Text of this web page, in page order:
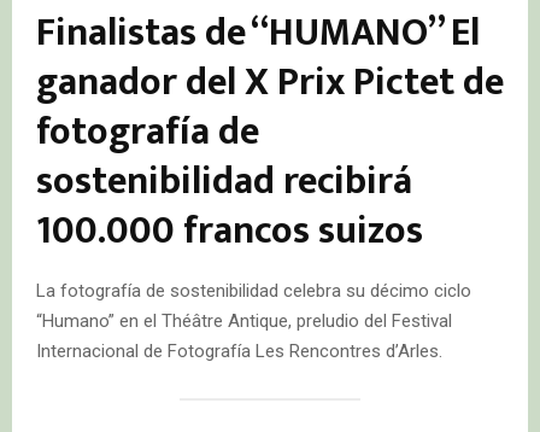
Finalistas de “HUMANO” El
ganador del X Prix Pictet de
fotografía de
sostenibilidad recibirá
100.000 francos suizos
La fotografía de sostenibilidad celebra su décimo ciclo
“Humano” en el Théâtre Antique, preludio del Festival
Internacional de Fotografía Les Rencontres d’Arles.